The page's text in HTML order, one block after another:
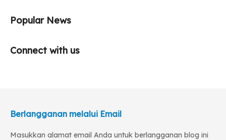
Popular News
Connect with us
Berlangganan melalui Email
Masukkan alamat email Anda untuk berlangganan blog ini